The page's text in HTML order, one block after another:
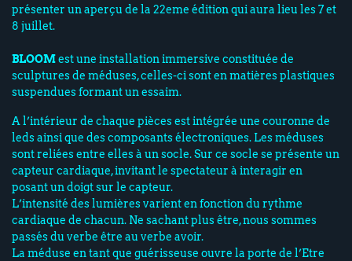
présenter un aperçu de la 22eme édition qui aura lieu les 7 et
8 juillet.
BLOOMest une installation immersive constituée de
sculptures de méduses, celles-ci sont en matières plastiques
suspendues formant un essaim.
A l’intérieur de chaque pièces est intégrée une couronne de
leds ainsi que des composants électroniques. Les méduses
sont reliées entre elles à un socle. Sur ce socle se présente un
capteur cardiaque, invitant le spectateur à interagir en
posant un doigt sur le capteur.
L’intensité des lumières varient en fonction du rythme
cardiaque de chacun. Ne sachant plus être, nous sommes
passés du verbe être au verbe avoir.
La méduse en tant que guérisseuse ouvre la porte de l’Etre